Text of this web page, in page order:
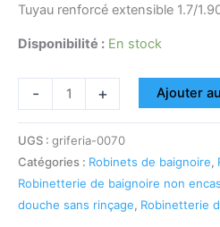
Tuyau renforcé extensible 1.7/
Disponibilité : En stock
- + Ajouter
UGS : griferia-0070
Catégories : Robinets de baignoire,
Robinetterie de baignoire non
douche sans rinçage, Robinetterie